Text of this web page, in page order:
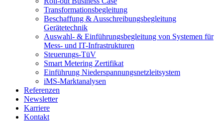
Transformationsbegleitung
Beschaffung & Ausschreibungsbegleitung
Gerätetechnik
Auswahl- & Einführungsbegleitung von Systemen für
Mess- und IT-Infrastrukturen
Steuerungs-TüV
Smart Metering Zertifikat
Einführung Niederspannungsnetzleitsystem
iMS-Marktanalysen
Referenzen
Newsletter
Karriere
Kontakt